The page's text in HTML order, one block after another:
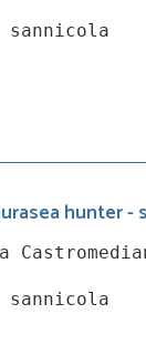
sannicola
hunter -
sannicola